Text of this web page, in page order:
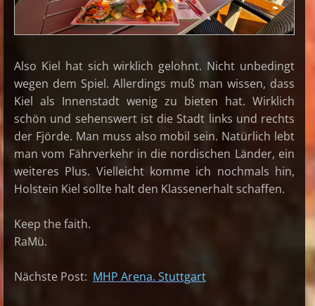
Also Kiel hat sich wirklich gelohnt. Nicht unbedingt
wegen dem Spiel. Allerdings muß man wissen, dass
Kiel als Innenstadt wenig zu bieten hat. Wirklich
schön und sehenswert ist die Stadt links und rechts
der Fjörde. Man muss also mobil sein. Natürlich lebt
man vom Fährverkehr in die nordischen Länder, ein
weiteres Plus. Vielleicht komme ich nochmals hin,
Holstein Kiel sollte halt den Klassenerhalt schaffen.
Keep the faith.
RaMü.
Nächste Post: MHP Arena. Stuttgart